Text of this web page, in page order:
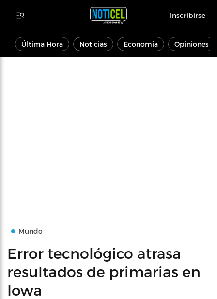
Inscribirse
Última Hora Noticias Economía Opiniones
Mundo
Error tecnológico atrasa
resultados de primarias en
Iowa